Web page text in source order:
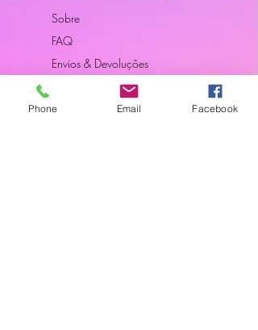
Sobre
FAQ
Envios & Devoluções
Política da Loja
Contactos
Phone Email Facebook